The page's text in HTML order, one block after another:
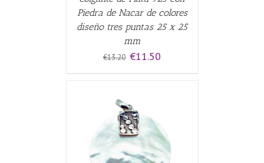
Piedra de Nacar de colores
diseño tres puntas 25 x 25
mm
€13.20 El
€11.50